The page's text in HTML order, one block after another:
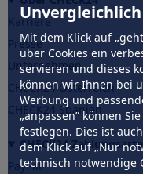
Mit dem Klick auf
über Cookies ein
servieren und dieses
können wir Ihnen bei
Werbung und
„anpassen” können
festlegen. Dies ist
dem Klick auf „Nur
technisch notwendige
Karriere
Presse
Unternehmen
CHECK24 Österreich
CHECK24 Spanien
CHECK24
PayPal